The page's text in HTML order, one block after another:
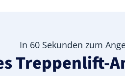
In 60 Sekunden zum
Treppenlift-